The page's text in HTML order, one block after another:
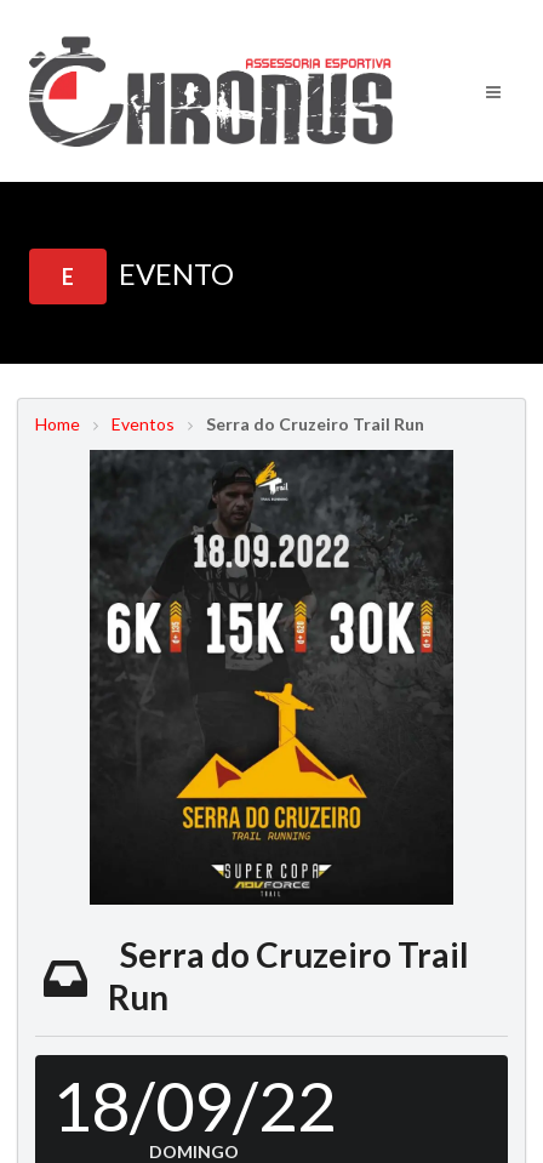
E EVENTO
Home Eventos Serra do Cruzeiro Trail Run
Serra do Cruzeiro Trail
Run
18/09/22
DOMINGO